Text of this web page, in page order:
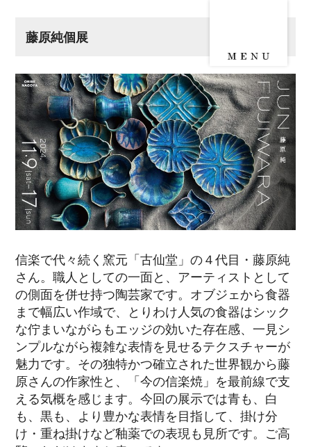
藤原純個展
信楽で代々続く窯元「古仙堂」の４代目・藤原純
さん。職人としての一面と、アーティストとして
の側面を併せ持つ陶芸家です。オブジェから食器
まで幅広い作域で、とりわけ人気の食器はシック
な佇まいながらもエッジの効いた存在感、一見シ
ンプルながら複雑な表情を見せるテクスチャーが
魅力です。その独特かつ確立された世界観から藤
原さんの作家性と、「今の信楽焼」を最前線で支
える気概を感じます。今回の展示では青も、白
も、黒も、より豊かな表情を目指して、掛け分
け・重ね掛けなど釉薬での表現も見所です。ご高